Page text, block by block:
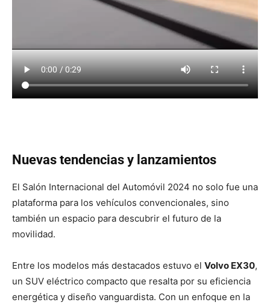
Nuevas tendencias y lanzamientos
El Salón Internacional del Automóvil 2024 no solo fue una
plataforma para los vehículos convencionales, sino
también un espacio para descubrir el futuro de la
movilidad.
Entre los modelos más destacados estuvo el Volvo EX30,
un SUV eléctrico compacto que resalta por su eficiencia
energética y diseño vanguardista. Con un enfoque en la